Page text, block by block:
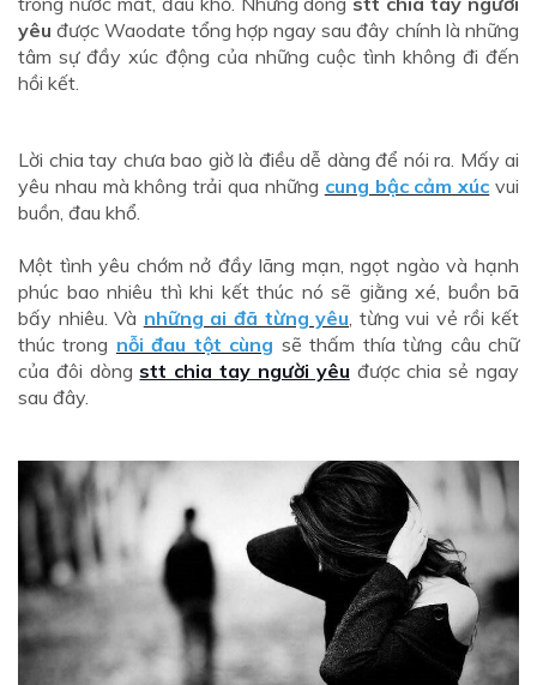
yêu được Waodate tổng hợp ngay sau đây chính là những
tâm sự đầy xúc động của những cuộc tình không đi đến
hồi kết.
Lời chia tay chưa bao giờ là điều dễ dàng để nói ra. Mấy ai
yêu nhau mà không trải qua những cung bậc cảm xúc vui
buồn, đau khổ.
Một tình yêu chớm nở đầy lãng mạn, ngọt ngào và hạnh
phúc bao nhiêu thì khi kết thúc nó sẽ giằng xé, buồn bã
bấy nhiêu. Và những ai đã từng yêu , từng vui vẻ rồi kết
thúc trong nỗi đau tột cùng sẽ thấm thía từng câu chữ
của đôi dòng stt chia tay người yêu được chia sẻ ngay
sau đây.